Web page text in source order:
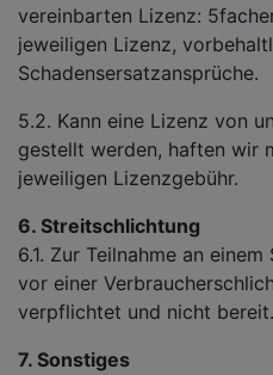
vereinbarten Lizenz:
jeweiligen Lizenz,
Schadensersatzansprüche.
5.2. Kann eine Lizenz von
gestellt werden, haften wir
jeweiligen Lizenzgebühr.
6. Streitschlichtung
6.1. Zur Teilnahme an
vor einer
verpflichtet und nicht bereit.
7. Sonstiges